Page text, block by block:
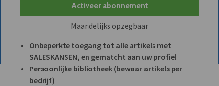
Activeer abonnement
Maandelijks opzegbaar
Onbeperkte toegang tot alle artikels met
SALESKANSEN, en gematcht aan uw profiel
Persoonlijke bibliotheek (bewaar artikels per
bedrijf)